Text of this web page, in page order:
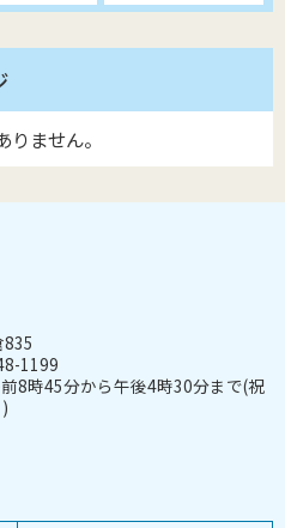
ません。
1199
8時45分から午後4時30分まで(祝